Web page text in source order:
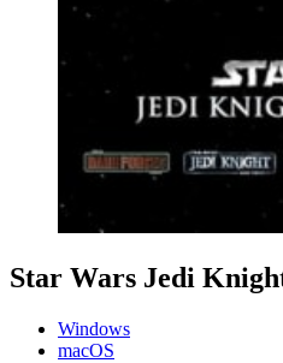
Star Wars Jedi
Windows
macOS